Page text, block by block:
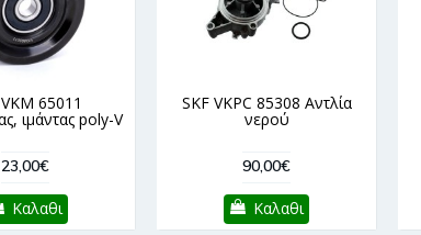
65011
ιμάντας poly-V
23,00€
Καλαθι
SKF VKPC 85308 Αντλία
νερού
90,00€
Καλαθι